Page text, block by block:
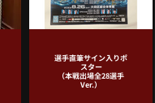
選手直筆サイン入りポ
スター
（本戦出場全28選手
Ver.）